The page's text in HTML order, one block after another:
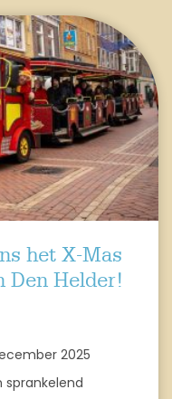
het X-Mas
Den Helder!
2025